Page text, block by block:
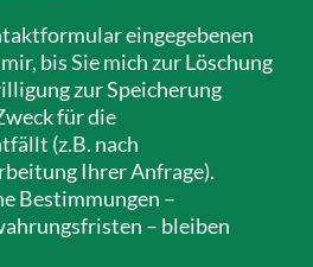
eingegebenen
bis Sie mich zur Löschung
zur Speicherung
für die
(z.B. nach
Ihrer Anfrage).
Bestimmungen –
– bleiben